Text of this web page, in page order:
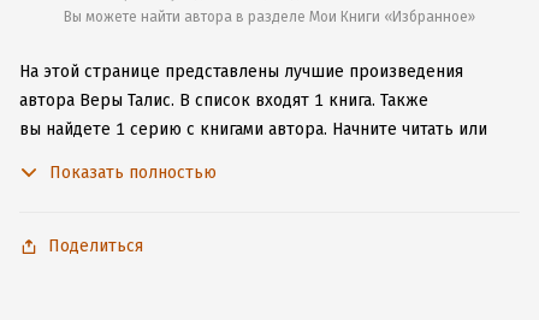
Вы можете найти автора в разделе Мои Книги «Избранное»
На этой странице представлены лучшие произведения
автора Веры Талис. В список входят 1 книга. Также
вы найдете 1 серию с книгами автора. Начните читать или
подключения к интернету.
Показать полностью
Поделиться